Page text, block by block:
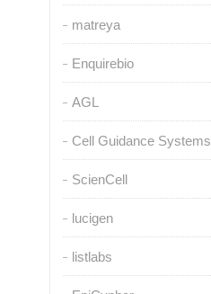
matreya
Enquirebio
AGL
Cell Guidance Systems
ScienCell
lucigen
listlabs